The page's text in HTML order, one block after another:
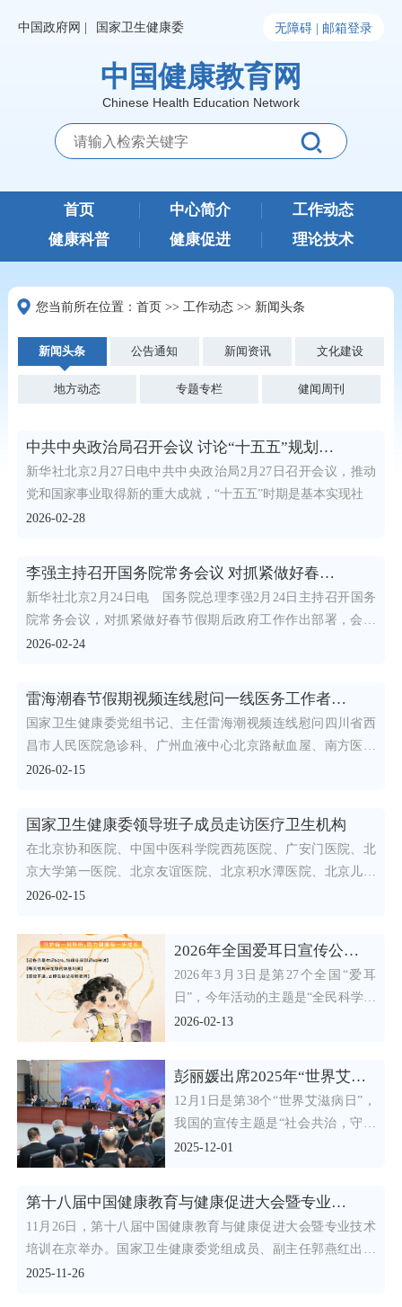
中国政府网 | 国家卫生健康委 无障碍 | 邮箱登录
中国健康教育网
Chinese Health Education Network
首页 中心简介
工作动态
健康科普
健康促进 理论技术
您当前所在位置： 首页 >> 工作动态>> 新闻头条
新闻头条 公告通知 新闻资讯 文化建设
地方动态 专题专栏 健闻周刊
中共中央政治局召开会议 讨论“十五五”规划纲要草案和政府工作报告 中共中央总书记习近平主持会议
新华社北京2月27日电中共中央政治局2月27日召开会议，推动
党和国家事业取得新的重大成就，“十五五”时期是基本实现社
2026-02-28
李强主持召开国务院常务会议 对抓紧做好春节假期后政府工作作出部署 研究推进银发经济和养老服务发展有关...
新华社北京2月24日电 国务院总理李强2月24日主持召开国务
院常务会议，对抓紧做好春节假期后政府工作作出部署，会议
研
2026-02-24
雷海潮春节假期视频连线慰问一线医务工作者和援外医疗队员
国家卫生健康委党组书记、主任雷海潮视频连线慰问四川省西
昌市人民医院急诊科、广州血液中心北京路献血屋、南方医科
大学南方
2026-02-15
国家卫生健康委领导班子成员走访医疗卫生机构
在北京协和医院、中国中医科学院西苑医院、广安门医院、北
京大学第一医院、北京友谊医院、北京积水潭医院、北京儿童
医院、北
2026-02-15
2026年全国爱耳日宣传公益海报正式发布
2026年3月3日是第27个全国“爱耳
日”，今年活动的主题是“全民科学爱
耳，为便于各地开展相关宣传活动，
2026-02-13
彭丽媛出席2025年“世界艾滋病日”主题宣传活动
12月1日是第38个“世界艾滋病日”，
我国的宣传主题是“社会共治，守正
创新，终结艾滋”。近日，世界卫生
2025-12-01
第十八届中国健康教育与健康促进大会暨专业技术培训在京举办
11月26日，第十八届中国健康教育与健康促进大会暨专业技术
培训在京举办。国家卫生健康委党组成员、副主任郭燕红出席
开幕
2025-11-26